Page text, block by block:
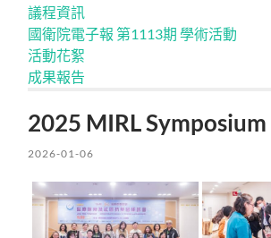
議程資訊
國衛院電子報 第1113期 學術活動
活動花絮
成果報告
2025 MIRL
2026-01-06